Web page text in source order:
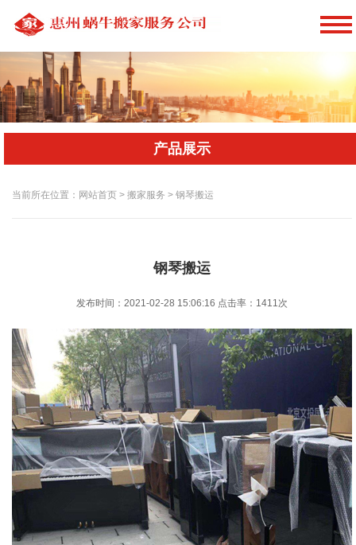
产品展示
当前所在位置：网站首页 > 搬家服务 > 钢琴搬运
钢琴搬运
发布时间：2021-02-28 15:06:16 点击率： 1411次